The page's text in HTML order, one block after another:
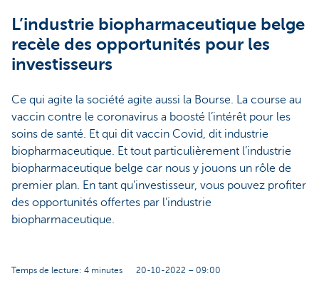
L’industrie biopharmaceutique belge
recèle des opportunités pour les
investisseurs
Ce qui agite la société agite aussi la Bourse. La course au
vaccin contre le coronavirus a boosté l’intérêt pour les
soins de santé. Et qui dit vaccin Covid, dit industrie
biopharmaceutique. Et tout particulièrement l’industrie
biopharmaceutique belge car nous y jouons un rôle de
premier plan. En tant qu'investisseur, vous pouvez profiter
des opportunités offertes par l’industrie
biopharmaceutique.
Temps de lecture: 4 minutes 20-10-2022 – 09:00